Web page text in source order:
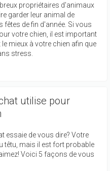
propriétaires d'animaux
garder leur animal de
fêtes de fin d'année. Si vous
votre chien, il est important
mieux à votre chien afin que
stress.
utilise pour
essaie de vous dire? Votre
têtu, mais il est fort probable
Voici 5 façons de vous